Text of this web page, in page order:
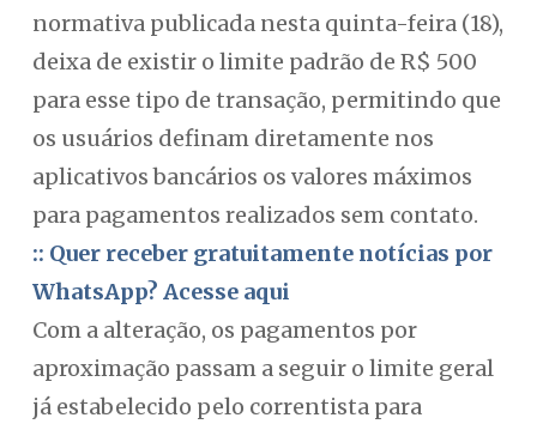
normativa publicada nesta quinta-feira (18),
deixa de existir o limite padrão de R$ 500
para esse tipo de transação, permitindo que
os usuários definam diretamente nos
aplicativos bancários os valores máximos
para pagamentos realizados sem contato.
:: Quer receber gratuitamente notícias por
WhatsApp? Acesse aqui
Com a alteração, os pagamentos por
aproximação passam a seguir o limite geral
já estabelecido pelo correntista para